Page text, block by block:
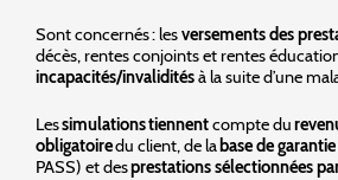
Sont concernés : lesversements des
décès, rentes conjoints et rentes
incapacités/invaliditésà la suite d’une
Lessimulations tiennentcompte du
obligatoiredu client, de la base de
PASS) et desprestations sélectionnées